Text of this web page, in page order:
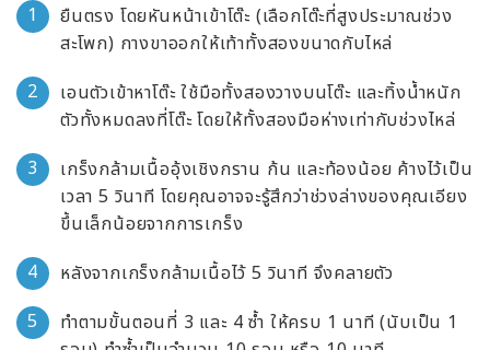
ยืนตรง โดยหันหน้าเข้าโต๊ะ (เลือกโต๊ะที่สูงประมาณช่วง
สะโพก) กางขาออกให้เท้าทั้งสองขนาดกับไหล่
เอนตัวเข้าหาโต๊ะ ใช้มือทั้งสองวางบนโต๊ะ และทิ้งน้ำหนัก
ตัวทั้งหมดลงที่โต๊ะ โดยให้ทั้งสองมือห่างเท่ากับช่วงไหล่
เกร็งกล้ามเนื้ออุ้งเชิงกราน ก้น และท้องน้อย ค้างไว้เป็น
เวลา 5 วินาที โดยคุณอาจจะรู้สึกว่าช่วงล่างของคุณเอียง
ขึ้นเล็กน้อยจากการเกร็ง
หลังจากเกร็งกล้ามเนื้อไว้ 5 วินาที จึงคลายตัว
ทำตามขั้นตอนที่ 3 และ 4 ซ้ำ ให้ครบ 1 นาที (นับเป็น 1